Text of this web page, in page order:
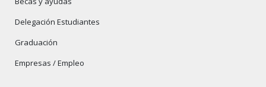
Delegación Estudiantes
Graduación
Empresas / Empleo